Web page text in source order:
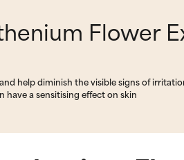
Flower
help diminish the visible signs of
a sensitising effect on skin